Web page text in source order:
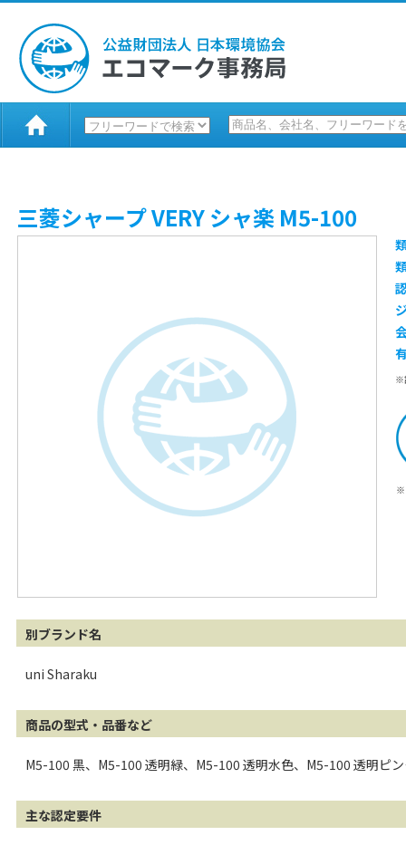
三菱シャープ VERY シャ楽 M5-100
※
※
別ブランド名
uni Sharaku
商品の型式・品番など
M5-100 黒、M5-100 透明緑、M5-100 透明水色、M5-100 透明ピ
主な認定要件